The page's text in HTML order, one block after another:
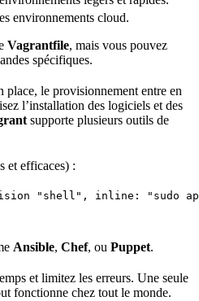
environnements cloud.
Vagrantfile, mais vous pouvez
spécifiques.
le provisionnement entre en
l’installation des logiciels et des
supporte plusieurs outils de
et efficaces) :
" shell " , inline : " sudo
Ansible, Chef, ou Puppet.
et limitez les erreurs. Une seule
fonctionne chez tout le monde.